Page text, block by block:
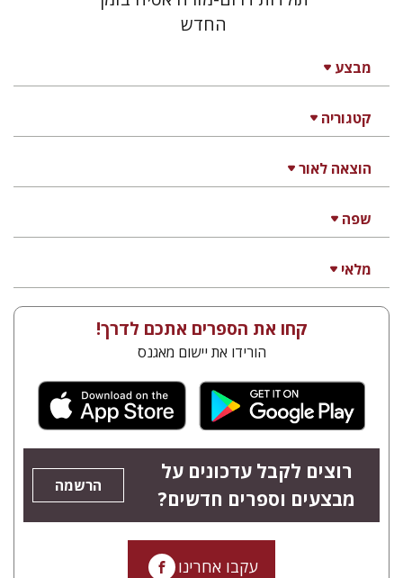
מבצע
קטגוריה
הוצאה לאור
שפה
מלאי
החדש
קחו את הספרים אתכם לדרך!
הורידו את יישום מאגנס
רוצים לקבל עדכונים על
מבצעים וספרים חדשים?
הרשמה
עקבו אחרינו